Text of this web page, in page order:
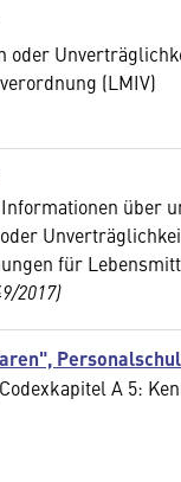
oder
(LMIV)
über
für
2017)
A 5: